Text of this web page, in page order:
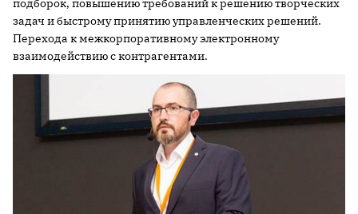
подборок, повышению требований к решению творческих
задач и быстрому принятию управленческих решений.
Перехода к межкорпоративному электронному
взаимодействию с контрагентами.